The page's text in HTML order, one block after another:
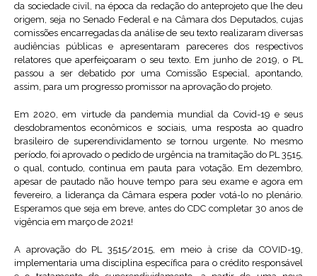
da sociedade civil, na época da redação do anteprojeto que lhe deu
origem, seja no Senado Federal e na Câmara dos Deputados, cujas
comissões encarregadas da análise de seu texto realizaram diversas
audiências públicas e apresentaram pareceres dos respectivos
relatores que aperfeiçoaram o seu texto. Em junho de 2019, o PL
passou a ser debatido por uma Comissão Especial, apontando,
assim, para um progresso promissor na aprovação do projeto.
Em 2020, em virtude da pandemia mundial da Covid-19 e seus
desdobramentos econômicos e sociais, uma resposta ao quadro
brasileiro de superendividamento se tornou urgente. No mesmo
período, foi aprovado o pedido de urgência na tramitação do PL 3515,
o qual, contudo, continua em pauta para votação. Em dezembro,
apesar de pautado não houve tempo para seu exame e agora em
fevereiro, a liderança da Câmara espera poder votá-lo no plenário.
Esperamos que seja em breve, antes do CDC completar 30 anos de
vigência em março de 2021!
A aprovação do PL 3515/2015, em meio à crise da COVID-19,
implementaria uma disciplina específica para o crédito responsável